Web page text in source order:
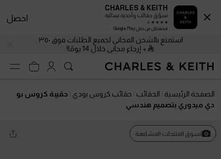
استمتع بالشحن المجاني لجميع الطلبات فوق ٣٥٠
+ إرجاع مجاني خلال 14 يومًا!
الصفحة الرئيسية الحقائب حقائب كروس بودي
حقيبة كروس بو
دي ميدوري بتصميم هندسي
تسوق المنتجات المشابهة
CHARLES & KEITH
تسوّق حقائب وأحذية نسائية
احصلحمّل من خلال Google Play
احصل